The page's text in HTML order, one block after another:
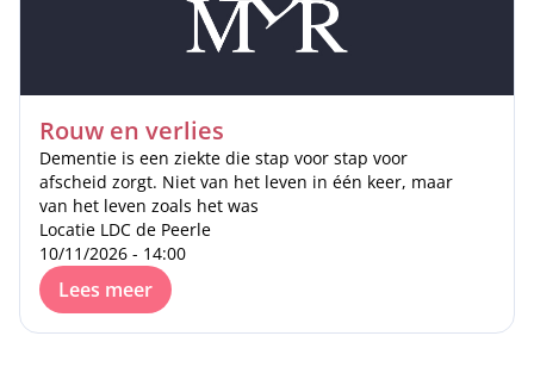
Rouw en verlies
Dementie is een ziekte die stap voor stap voor
afscheid zorgt. Niet van het leven in één keer, maar
van het leven zoals het was
Locatie LDC de Peerle
10/11/2026 - 14:00
Lees meer